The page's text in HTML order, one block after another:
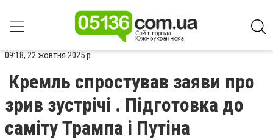
09:18, 22 жовтня 2025 р.
Кремль спростував заяви про
зрив зустрічі . Підготовка до
саміту Трампа і Путіна